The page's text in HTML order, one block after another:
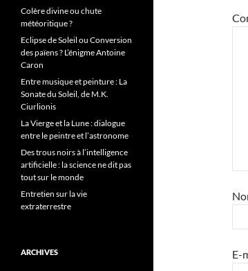
E-
Colère divine ou chute
météoritique ?
Eclipse de Soleil ou Conversion
des païens ? L’énigme Antoine
Caron
Entre musique et peinture : La
Sonate du Soleil, de M.K.
Ciurlionis
La Vierge et la Lune : dialogue
entre le peintre et l’astronome
Des trous noirs à l’intelligence
artificielle : la science ne dit pas
tout sur le monde
Entretien sur la vie
extraterrestre
ARCHIVES